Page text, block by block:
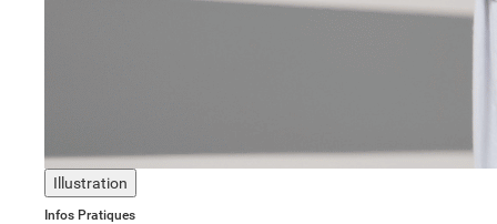
Illustration
Infos Pratiques